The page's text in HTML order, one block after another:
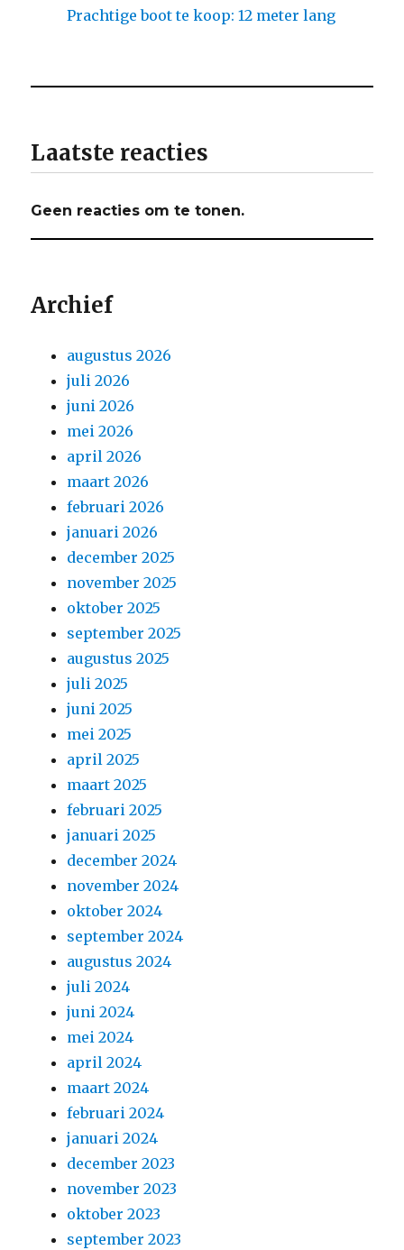
Prachtige boot te koop: 12 meter lang
Laatste reacties
Geen reacties om te tonen.
Archief
augustus 2026
juli 2026
juni 2026
mei 2026
april 2026
maart 2026
februari 2026
januari 2026
december 2025
november 2025
oktober 2025
september 2025
augustus 2025
juli 2025
juni 2025
mei 2025
april 2025
maart 2025
februari 2025
januari 2025
december 2024
november 2024
oktober 2024
september 2024
augustus 2024
juli 2024
juni 2024
mei 2024
april 2024
maart 2024
februari 2024
januari 2024
december 2023
november 2023
oktober 2023
september 2023